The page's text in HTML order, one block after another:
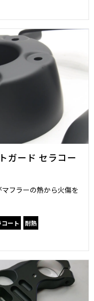
ガード セラコー
フラーの熱から火傷を
ート
耐熱